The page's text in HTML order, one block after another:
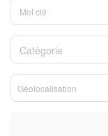
Catégorie